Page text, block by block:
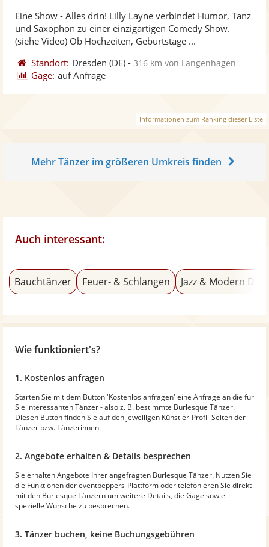
Fotos
5
Eine Show - Alles drin! Lilly Layne verbindet Humor, Tanz
und Saxophon zu einer einzigartigen Comedy Show.
(siehe Video) Ob Hochzeiten, Geburtstage ...
Standort: Dresden (DE) -316 km von Langenhagen
Gage: auf Anfrage
Informationen zum Ranking dieser Liste
Mehr Tänzer im größeren Umkreis finden
Auch interessant:
Bauchtänzer Feuer- & Schlangen Jazz & Modern
Wie funktioniert's?
1. Kostenlos anfragen
Starten Sie mit dem Button 'Kostenlos anfragen' eine Anfrage an die für
Sie interessanten Tänzer - also z. B. bestimmte Burlesque Tänzer.
Diesen Button finden Sie auf den jeweiligen Künstler-Profil-Seiten der
Tänzer bzw. Tänzerinnen.
2. Angebote erhalten & Details besprechen
Sie erhalten Angebote Ihrer angefragten Burlesque Tänzer. Nutzen Sie
die Funktionen der eventpeppers-Plattform oder telefonieren Sie direkt
mit den Burlesque Tänzern um weitere Details, die Gage sowie
spezielle Wünsche zu besprechen.
3. Tänzer buchen, keine Buchungsgebühren